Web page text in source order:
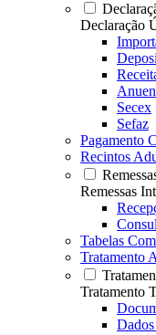
Declaração
Secex
Sefaz
Pagamento
Recintos
Remessas
Tabelas
Tratamento
Tratamento